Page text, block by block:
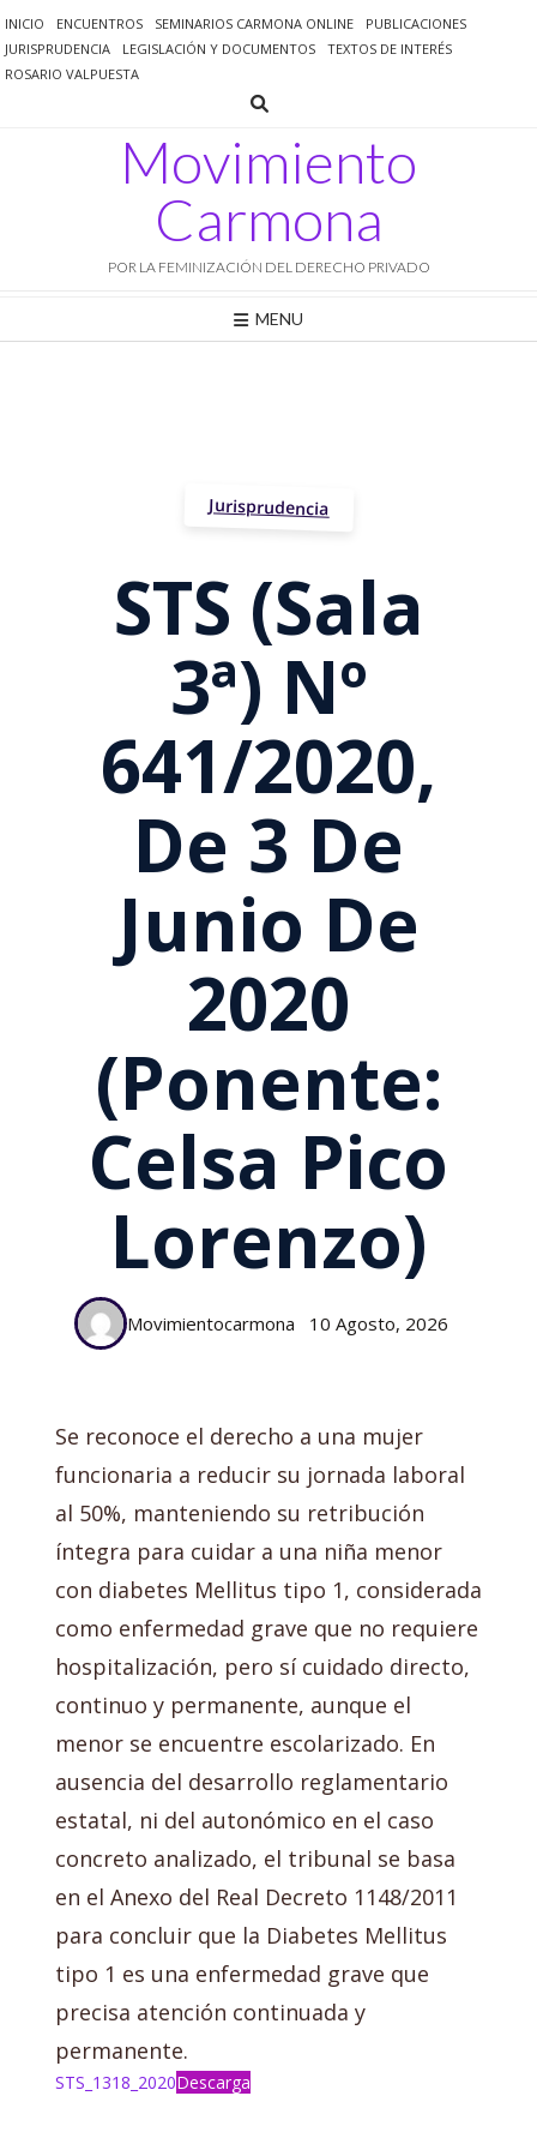
al
contenido
INICIO ENCUENTROS SEMINARIOS CARMONA ONLINE
PUBLICACIONES
JURISPRUDENCIA
LEGISLACIÓN Y DOCUMENTOS
TEXTOS DE INTERÉS
ROSARIO VALPUESTA
Movimiento
Carmona
POR LA FEMINIZACIÓN DEL DERECHO PRIVADO
MENU
Jurisprudencia
STS (Sala
3ª) Nº
641/2020,
De 3 De
Junio De
2020
(Ponente:
Celsa Pico
Lorenzo)
Movimientocarmona 10 Agosto, 2026
Se reconoce el derecho a una mujer
funcionaria a reducir su jornada laboral
al 50%, manteniendo su retribución
íntegra para cuidar a una niña menor
con diabetes Mellitus tipo 1, considerada
como enfermedad grave que no requiere
hospitalización, pero sí cuidado directo,
continuo y permanente, aunque el
menor se encuentre escolarizado. En
ausencia del desarrollo reglamentario
estatal, ni del autonómico en el caso
concreto analizado, el tribunal se basa
en el Anexo del Real Decreto 1148/2011
para concluir que la Diabetes Mellitus
tipo 1 es una enfermedad grave que
precisa atención continuada y
permanente.
STS_1318_2020Descarga